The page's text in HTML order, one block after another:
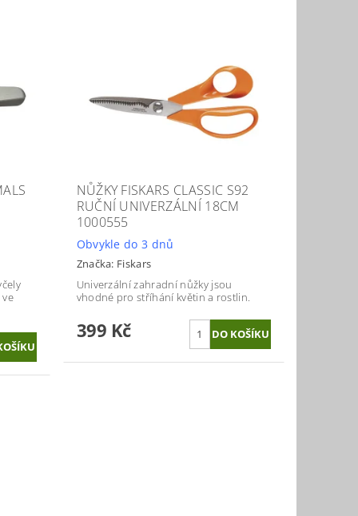
NŮŽKY FISKARS CLASSIC S92
RUČNÍ UNIVERZÁLNÍ 18CM
1000555
Obvykle do 3 dnů
Značka: Fiskars
Univerzální zahradní nůžky jsou
vhodné pro stříhání květin a rostlin.
399 Kč